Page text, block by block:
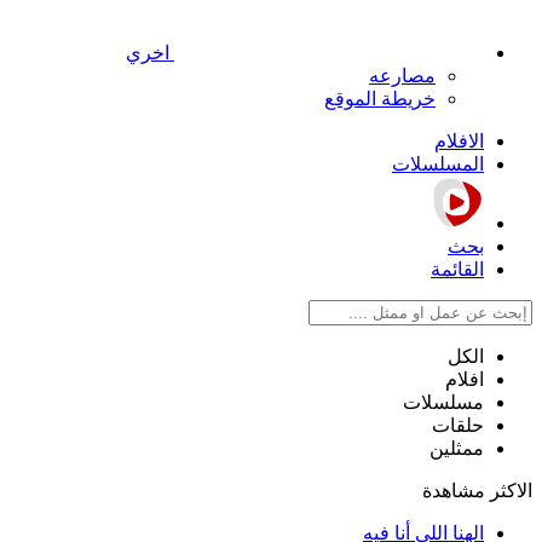
اخري
مصارعه
خريطة الموقع
الافلام
المسلسلات
بحث
القائمة
الكل
افلام
مسلسلات
حلقات
ممثلين
الاكثر مشاهدة
الهنا اللي أنا فيه